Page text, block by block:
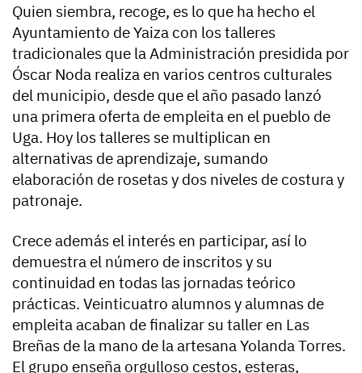
Quien siembra, recoge, es lo que ha hecho el
Ayuntamiento de Yaiza con los talleres
tradicionales que la Administración presidida por
Óscar Noda realiza en varios centros culturales
del municipio, desde que el año pasado lanzó
una primera oferta de empleita en el pueblo de
Uga. Hoy los talleres se multiplican en
alternativas de aprendizaje, sumando
elaboración de rosetas y dos niveles de costura y
patronaje.
Crece además el interés en participar, así lo
demuestra el número de inscritos y su
continuidad en todas las jornadas teórico
prácticas. Veinticuatro alumnos y alumnas de
empleita acaban de finalizar su taller en Las
Breñas de la mano de la artesana Yolanda Torres.
El grupo enseña orgulloso cestos, esteras,